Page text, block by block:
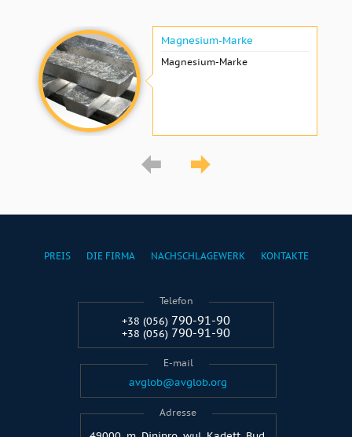
Magnesium-Marke
Magnesium-Marke
PREIS DIE FIRMA NACHSCHLAGEWERK KONTAKTE
Telefon
+38 (056) 790-91-90
+38 (056) 790-91-90
E-mail
avglob@avglob.org
Adresse